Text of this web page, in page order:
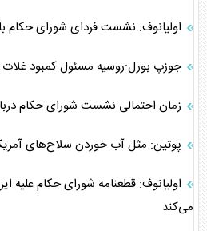
اولیانوف: نشست فردای شورای حکام
جوزپ بورل:روسیه مسئول کمبود
زمان احتمالی نشست شورای حکام
پوتین: مثل آب خوردن سلاح‌های
اولیانوف: قطعنامه شورای حکام علیه
می‌کند